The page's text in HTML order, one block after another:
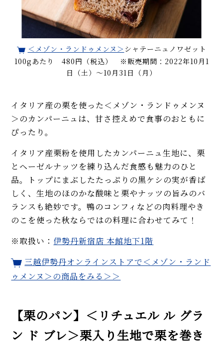
＜メゾン・ランドゥメンヌ＞ シャテーニュノワゼット
100gあたり 480円（税込） ※販売期間：2022年10月1
日（土）～10月31日（月）
イタリア産の栗を使った＜メゾン・ランドゥメンヌ
＞のカンパーニュは、甘さ控えめで食事のおともに
ぴったり。
イタリア産栗粉を使用したカンパーニュ生地に、栗
とヘーゼルナッツを練り込んだ食感も魅力のひと
品。トップにまぶしたたっぷりの黒ケシの実が香ば
しく、生地のほのかな酸味と栗やナッツの旨みのバ
ランスも絶妙です。鴨のコンフィなどの肉料理やき
のこを使った秋ならではの料理に合わせてみて！
※取扱い： 伊勢丹新宿店 本館地下1階
三越伊勢丹オンラインストアで＜メゾン・ランド
ゥメンヌ＞の商品をみる＞＞
【栗のパン】＜リチュエル ル グラ
ン ド ブレ＞栗入り生地で栗を巻き